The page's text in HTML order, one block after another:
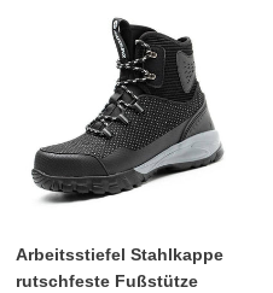
unverwüstlich
schwarz
H86
Arbeitsstiefel Stahlkappe
rutschfeste Fußstütze